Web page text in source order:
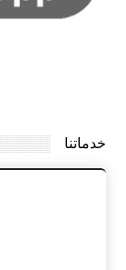
خدماتنا